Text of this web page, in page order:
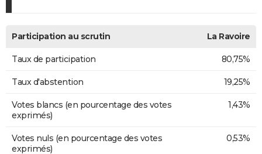
Participation au scrutin La Ravoire
Taux de participation 80,75%
Taux d'abstention 19,25%
Votes blancs (en pourcentage des votes
exprimés)
1,43%
Votes nuls (en pourcentage des votes
exprimés)
0,53%